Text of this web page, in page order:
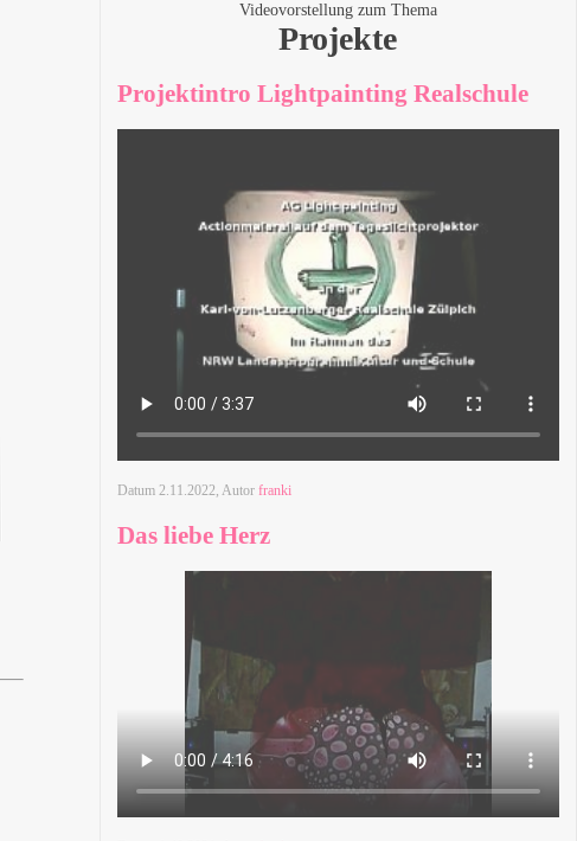
Videovorstellung zum Thema
Projekte
Projektintro Lightpainting Realschule
Datum 2.11.2022, Autor franki
Das liebe Herz